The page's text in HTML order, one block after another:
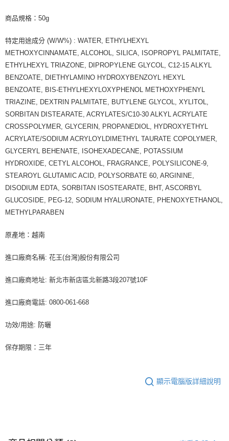
商品規格：50g
特定用途成分 (W/W%) : WATER, ETHYLHEXYL
METHOXYCINNAMATE, ALCOHOL, SILICA, ISOPROPYL PALMITATE,
ETHYLHEXYL TRIAZONE, DIPROPYLENE GLYCOL, C12-15 ALKYL
BENZOATE, DIETHYLAMINO HYDROXYBENZOYL HEXYL
BENZOATE, BIS-ETHYLHEXYLOXYPHENOL METHOXYPHENYL
TRIAZINE, DEXTRIN PALMITATE, BUTYLENE GLYCOL, XYLITOL,
SORBITAN DISTEARATE, ACRYLATES/C10-30 ALKYL ACRYLATE
CROSSPOLYMER, GLYCERIN, PROPANEDIOL, HYDROXYETHYL
ACRYLATE/SODIUM ACRYLOYLDIMETHYL TAURATE COPOLYMER,
GLYCERYL BEHENATE, ISOHEXADECANE, POTASSIUM
HYDROXIDE, CETYL ALCOHOL, FRAGRANCE, POLYSILICONE-9,
STEAROYL GLUTAMIC ACID, POLYSORBATE 60, ARGININE,
DISODIUM EDTA, SORBITAN ISOSTEARATE, BHT, ASCORBYL
GLUCOSIDE, PEG-12, SODIUM HYALURONATE, PHENOXYETHANOL,
METHYLPARABEN
原產地：越南
進口廠商名稱: 花王(台灣)股份有限公司
進口廠商地址: 新北市新店區北新路3段207號10F
進口廠商電話: 0800-061-668
功效/用途: 防曬
保存期限：三年
顯示電腦版詳細說明